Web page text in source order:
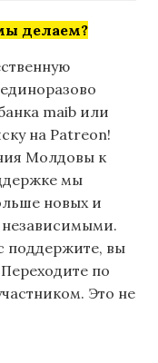
делаем?
maib или
на Patreon!
Молдовы к
мы
новых и
независимыми.
поддержите, вы
по
Это не